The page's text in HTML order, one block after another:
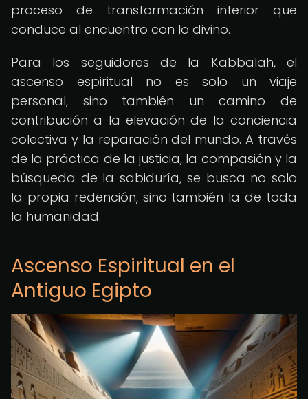
proceso de transformación interior que
conduce al encuentro con lo divino.
Para los seguidores de la Kabbalah, el
ascenso espiritual no es solo un viaje
personal, sino también un camino de
contribución a la elevación de la conciencia
colectiva y la reparación del mundo. A través
de la práctica de la justicia, la compasión y la
búsqueda de la sabiduría, se busca no solo
la propia redención, sino también la de toda
la humanidad.
Ascenso Espiritual en el
Antiguo Egipto